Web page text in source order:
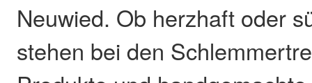
Neuwied. Ob herzhaft oder
stehen bei den